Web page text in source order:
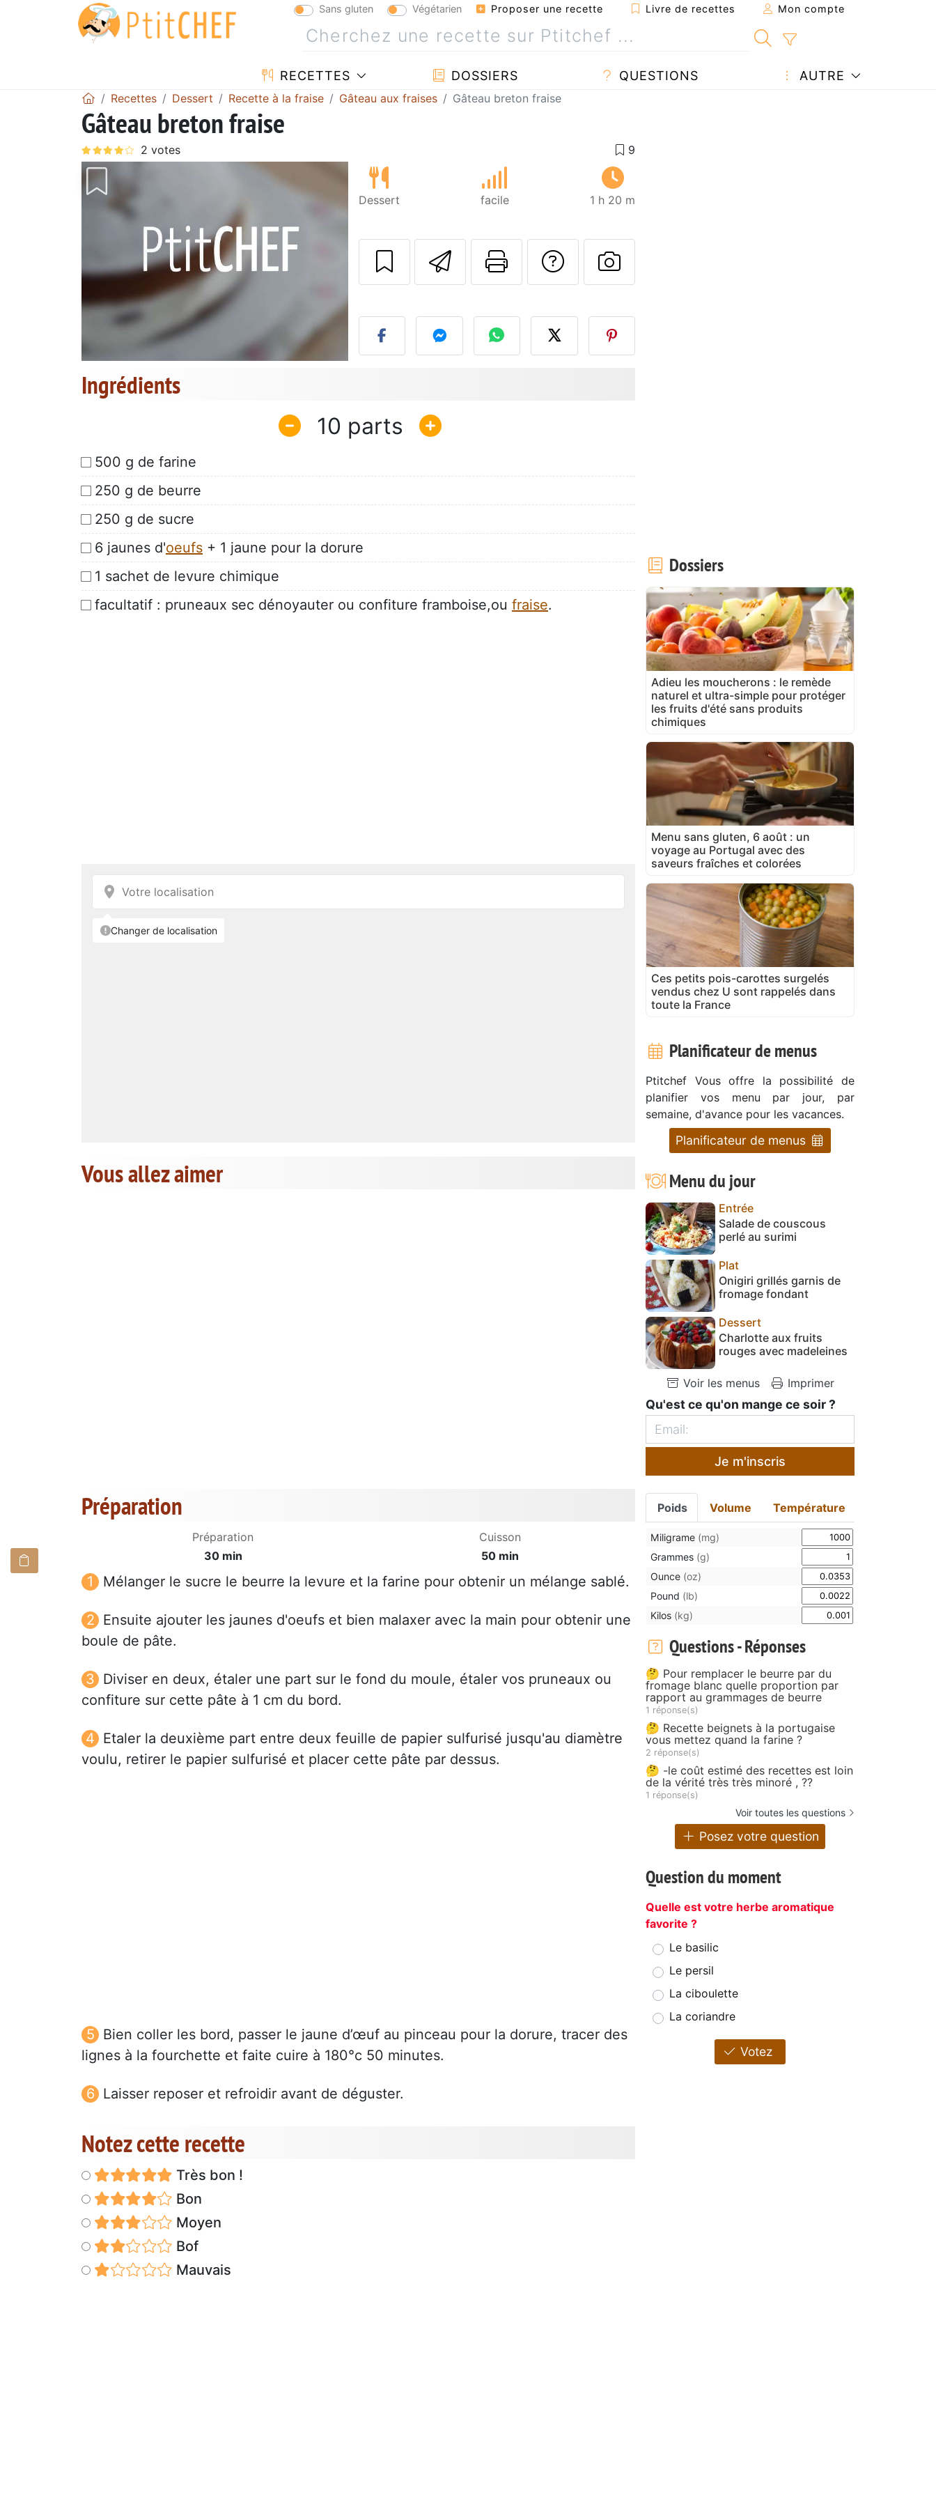
Sans gluten Végétarien Proposer une recette Livre de recettes Mon compte
RECETTES DOSSIERS QUESTIONS AUTRE
Recettes Dessert Recette à la fraise Gâteau aux fraises Gâteau breton fraise
Gâteau breton fraise
Dessert facile 1 h 20 m
Envoyer cette recette à un ami
Imprimer cette page
Poser une question à l'auteur
Publier votre photo de cette
Ingrédients
10
500 g de farine
250 g de beurre
250 g de sucre
6 jaunes d'oeufs + 1 jaune pour la dorure
1 sachet de levure chimique
facultatif : pruneaux sec dénoyauter ou confiture framboise,ou fraise.
Vous allez aimer
Préparation
Préparation
30 min
Cuisson
50 min
Mélanger le sucre le beurre la levure et la farine pour obtenir un mélange sablé.
Ensuite ajouter les jaunes d'oeufs et bien malaxer avec la main pour obtenir une
boule de pâte.
Diviser en deux, étaler une part sur le fond du moule, étaler vos pruneaux ou
confiture sur cette pâte à 1 cm du bord.
Etaler la deuxième part entre deux feuille de papier sulfurisé jusqu'au diamètre
voulu, retirer le papier sulfurisé et placer cette pâte par dessus.
Bien coller les bord, passer le jaune d’œuf au pinceau pour la dorure, tracer des
lignes à la fourchette et faite cuire à 180°c 50 minutes.
Laisser reposer et refroidir avant de déguster.
Notez cette recette
Très bon !
Bon
Moyen
Bof
Mauvais
Dossiers
Adieu les moucherons : le remède
naturel et ultra-simple pour protéger
les fruits d'été sans produits
chimiques
Menu sans gluten, 6 août : un
voyage au Portugal avec des
saveurs fraîches et colorées
Ces petits pois-carottes surgelés
vendus chez U sont rappelés dans
toute la France
Planificateur de menus
Ptitchef Vous offre la possibilité de
planifier vos menu par jour, par
semaine, d'avance pour les vacances.
Planificateur de menus
Menu du jour
Entrée
Salade de couscous
perlé au surimi
Plat
Onigiri grillés garnis de
fromage fondant
Dessert
Charlotte aux fruits
rouges avec madeleines
Voir les menus Imprimer
Qu'est ce qu'on mange ce soir ?
Je m'inscris
Poids Volume Température
Miligrame (mg)
Grammes (g)
Ounce (oz)
Pound (lb)
Kilos (kg)
Questions - Réponses
🤔 Pour remplacer le beurre par du
fromage blanc quelle proportion par
rapport au grammages de beurre
1 réponse(s)
🤔 Recette beignets à la portugaise
vous mettez quand la farine ?
2 réponse(s)
🤔 -le coût estimé des recettes est loin
de la vérité très très minoré , ??
1 réponse(s)
Voir toutes les questions
Posez votre question
Question du moment
Quelle est votre herbe aromatique
favorite ?
Le basilic
Le persil
La ciboulette
La coriandre
Votez